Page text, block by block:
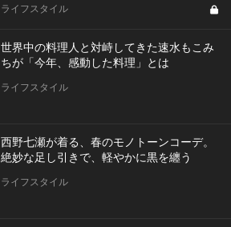
ライフスタイル
世界中の料理人と対峙してきた速水もこみ
ちが「今年、感動した料理」とは
ライフスタイル
西野七瀬が着る、春のモノトーンコーデ。
絶妙な足し引きで、軽やかに黒を纏う
ライフスタイル